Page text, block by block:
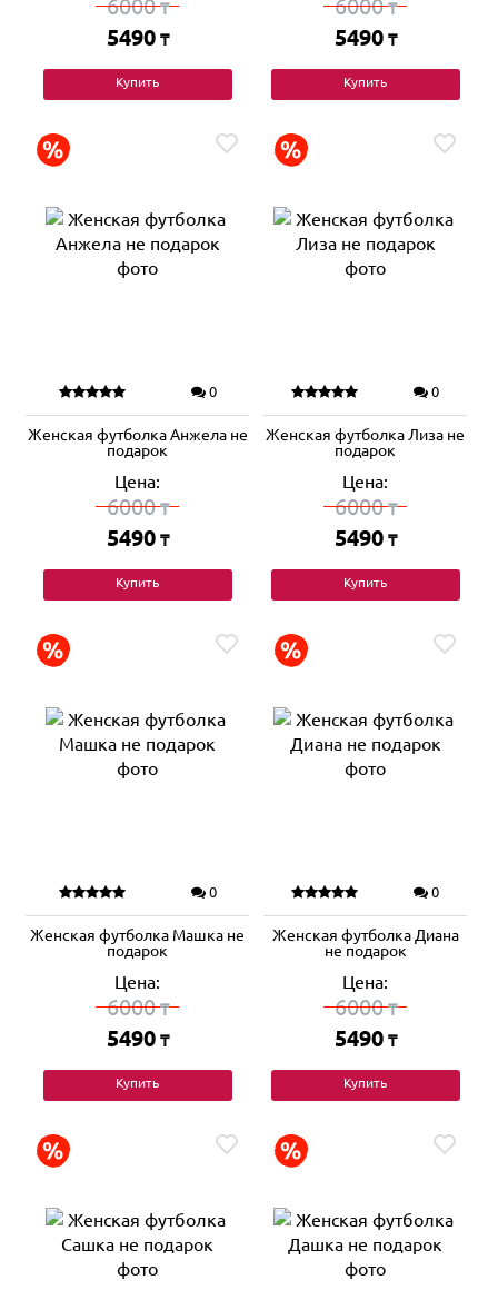
6000₸
5490 ₸
Купить
6000₸
5490 ₸
Купить
0
Женская футболка Анжела не
подарок
Цена:
6000₸
5490 ₸
Купить
0
Женская футболка Лиза не
подарок
Цена:
6000₸
5490 ₸
Купить
0
Женская футболка Машка не
подарок
Цена:
6000₸
5490 ₸
Купить
0
Женская футболка Диана
не подарок
Цена:
6000₸
5490 ₸
Купить